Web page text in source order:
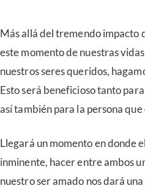
Más allá del tremendo impacto
este momento de nuestras
nuestros seres queridos,
Esto será beneficioso tanto
así también para la persona
Llegará un momento en donde
inminente, hacer entre ambos
nuestro ser amado nos dará